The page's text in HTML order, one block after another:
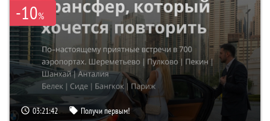
-10%
03:21:41 Получи первым!